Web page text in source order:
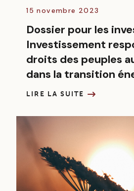
15 novembre 2023
Dossier pour les
Investissement
droits des peuples
dans la transition
LIRE LA SUITE